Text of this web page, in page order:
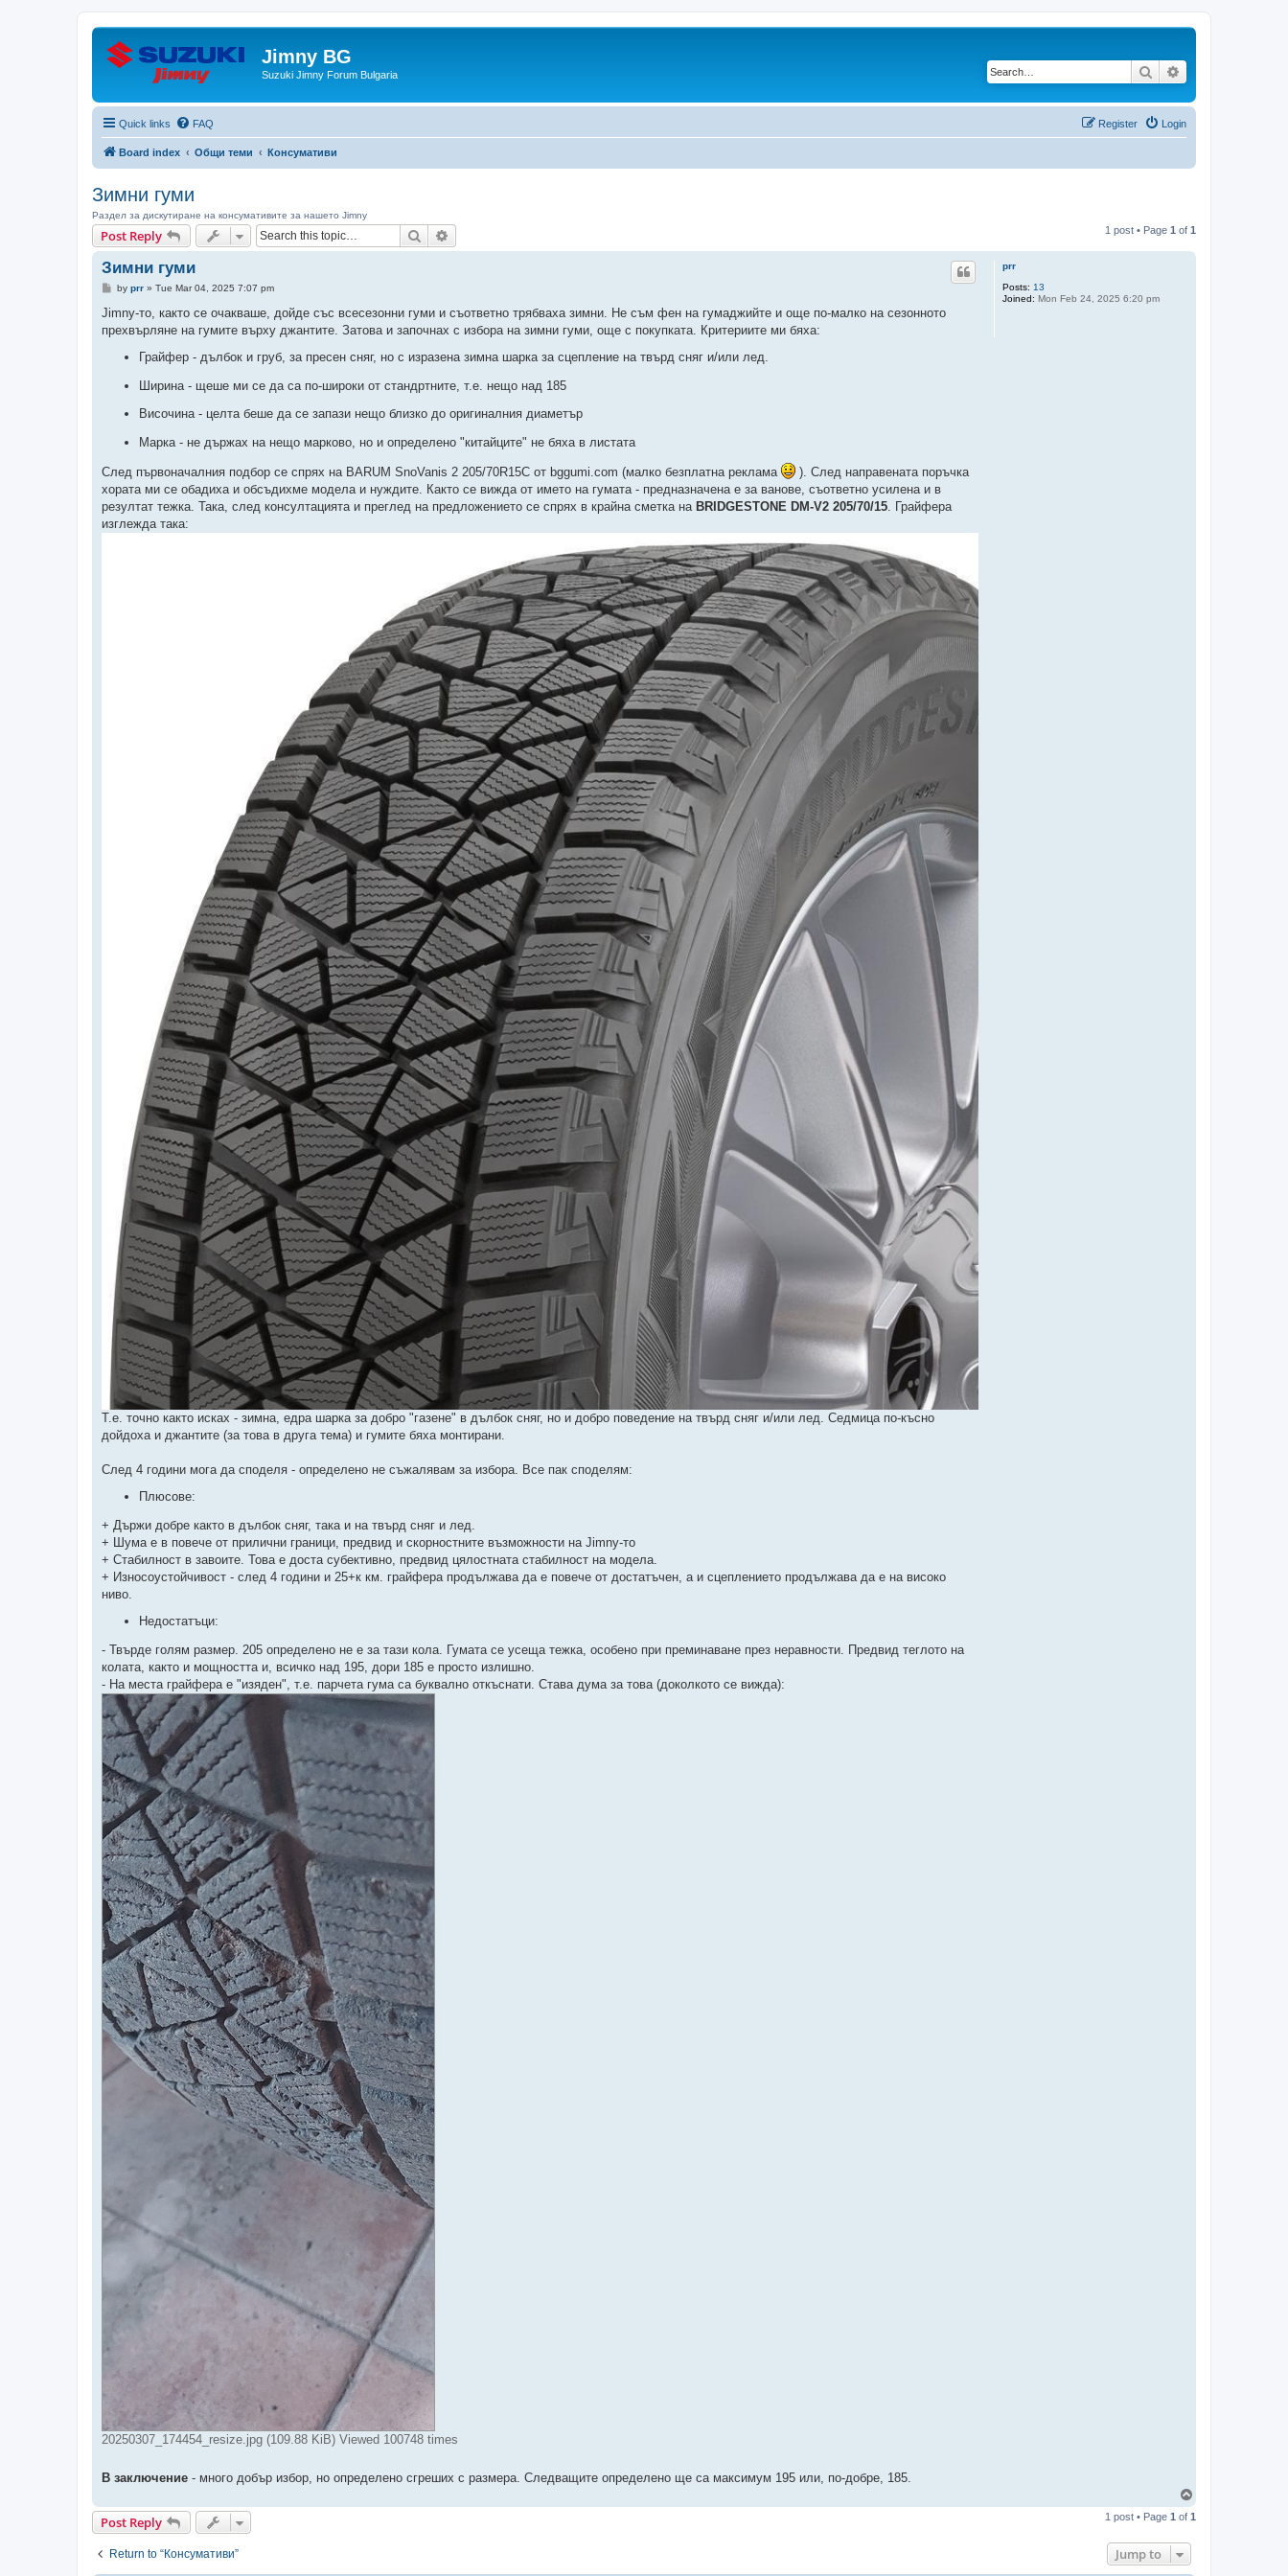
Jimny BG
Suzuki Jimny Forum Bulgaria Search
Quick links FAQ Login
Register
Board index Общи теми Консумативи
Зимни гуми
Раздел за дискутиране на консумативите за нашето Jimny
Post Reply Search 1 post • Page 1 of 1
prr
Posts: 13
Joined: Mon Feb 24, 2025 6:20 pm
Зимни гуми
P
s
by prr» Tue Mar 04, 2025 7:07 pm
Jimny-то, както се очакваше, дойде със всесезонни гуми и съответно трябваха зимни. Не съм фен на гумаджийте и още по-малко на сезонното
прехвърляне на гумите върху джантите. Затова и започнах с избора на зимни гуми, още с покупката. Критериите ми бяха:
Грайфер - дълбок и груб, за пресен сняг, но с изразена зимна шарка за сцепление на твърд сняг и/или лед.
Ширина - щеше ми се да са по-широки от стандртните, т.е. нещо над 185
Височина - целта беше да се запази нещо близко до оригиналния диаметър
Марка - не държах на нещо марково, но и определено "китайците" не бяха в листата
След първоначалния подбор се спрях на BARUM SnoVanis 2 205/70R15C от bggumi.com (малко безплатна реклама
). След направената поръчка
хората ми се обадиха и обсъдихме модела и нуждите. Както се вижда от името на гумата - предназначена е за ванове, съответно усилена и в
резултат тежка. Така, след консултацията и преглед на предложението се спрях в крайна сметка на BRIDGESTONE DM-V2 205/70/15 . Грайфера
изглежда така:
Т.е. точно както исках - зимна, едра шарка за добро "газене" в дълбок сняг, но и добро поведение на твърд сняг и/или лед. Седмица по-късно
дойдоха и джантите (за това в друга тема) и гумите бяха монтирани.
След 4 години мога да споделя - определено не съжалявам за избора. Все пак споделям:
Плюсове:
+ Държи добре както в дълбок сняг, така и на твърд сняг и лед.
+ Шума е в повече от прилични граници, предвид и скорностните възможности на Jimny-то
+ Стабилност в завоите. Това е доста субективно, предвид цялостната стабилност на модела.
+ Износоустойчивост - след 4 години и 25+к км. грайфера продължава да е повече от достатъчен, а и сцеплението продължава да е на високо
ниво.
Недостатъци:
- Твърде голям размер. 205 определено не е за тази кола. Гумата се усеща тежка, особено при преминаване през неравности. Предвид теглото на
колата, както и мощността и, всичко над 195, дори 185 е просто излишно.
- На места грайфера е "изяден", т.е. парчета гума са буквално откъснати. Става дума за това (доколкото се вижда):
20250307_174454_resize.jpg (109.88 KiB) Viewed 100748 times
В заключение - много добър избор, но определено сгреших с размера. Следващите определено ще са максимум 195 или, по-добре, 185.
p
Post Reply 1 post • Page 1 of 1
Return to “Консумативи” Jump to